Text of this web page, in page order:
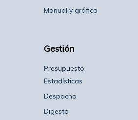
Manual y gráfica
Gestión
Presupuesto
Estadísticas
Despacho
Digesto